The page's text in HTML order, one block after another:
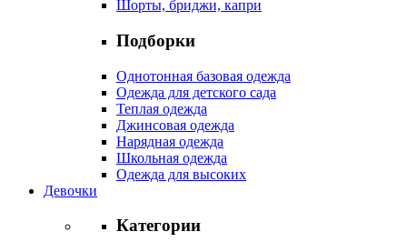
Шорты, бриджи, капри
Подборки
Однотонная базовая одежда
Одежда для детского сада
Теплая одежда
Джинсовая одежда
Нарядная одежда
Школьная одежда
Одежда для высоких
Девочки
Категории